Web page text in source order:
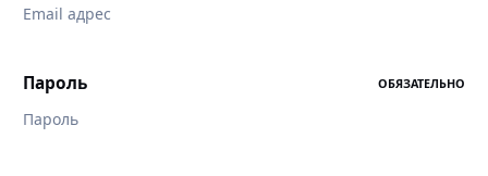
Пароль ОБЯЗАТЕЛЬНО